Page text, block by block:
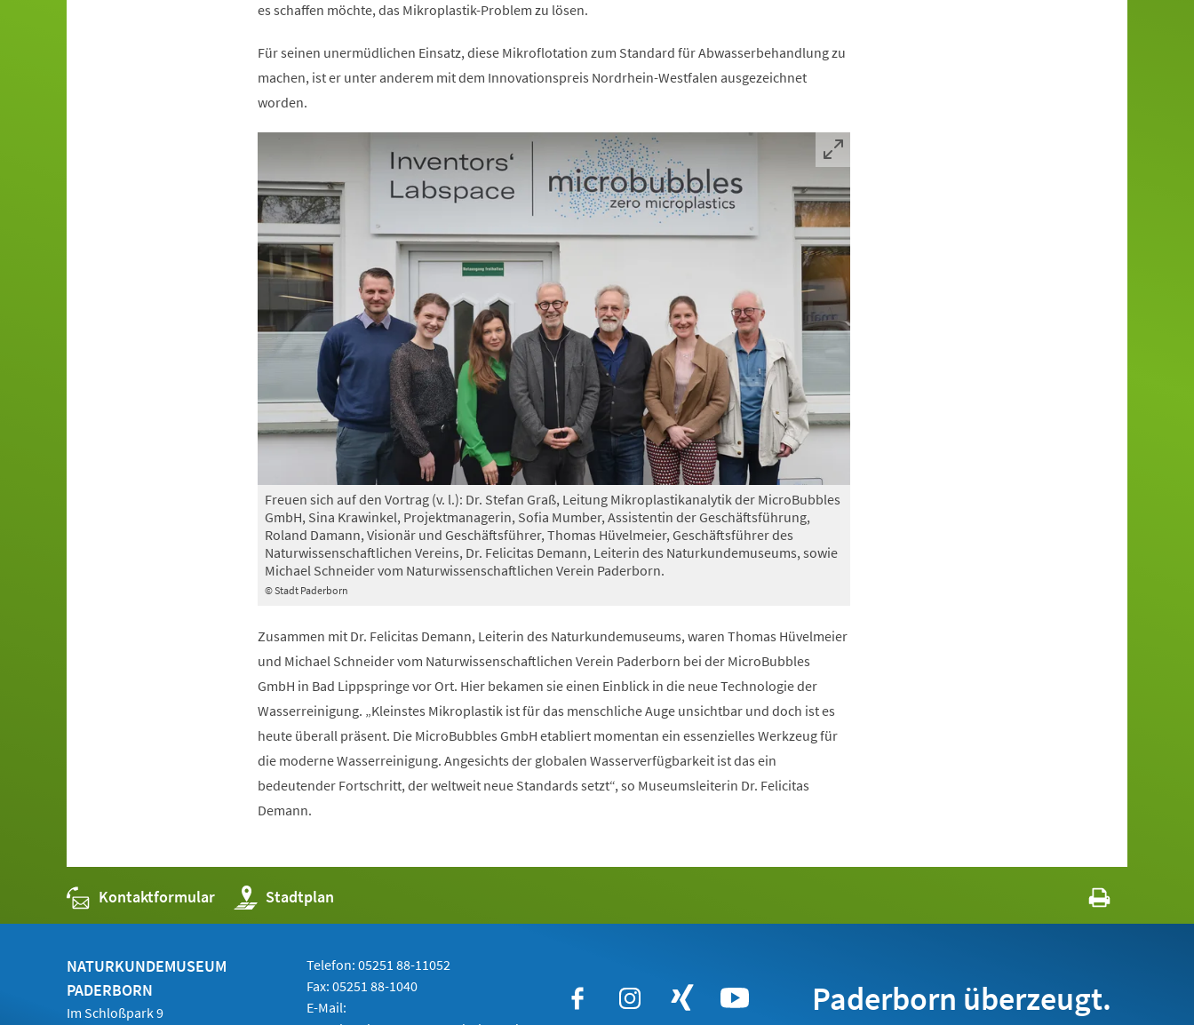
es schaffen möchte, das Mikroplastik-Problem zu lösen.
Für seinen unermüdlichen Einsatz, diese Mikroflotation zum Standard für Abwasserbehandlung zu
machen, ist er unter anderem mit dem Innovationspreis Nordrhein-Westfalen ausgezeichnet
worden.
© Stadt Paderborn
Freuen sich auf den Vortrag (v. l.): Dr. Stefan Graß, Leitung Mikroplastikanalytik der MicroBubbles
GmbH, Sina Krawinkel, Projektmanagerin, Sofia Mumber, Assistentin der Geschäftsführung,
Roland Damann, Visionär und Geschäftsführer, Thomas Hüvelmeier, Geschäftsführer des
Naturwissenschaftlichen Vereins, Dr. Felicitas Demann, Leiterin des Naturkundemuseums, sowie
Michael Schneider vom Naturwissenschaftlichen Verein Paderborn.
Zusammen mit Dr. Felicitas Demann, Leiterin des Naturkundemuseums, waren Thomas Hüvelmeier
und Michael Schneider vom Naturwissenschaftlichen Verein Paderborn bei der MicroBubbles
GmbH in Bad Lippspringe vor Ort. Hier bekamen sie einen Einblick in die neue Technologie der
Wasserreinigung. „Kleinstes Mikroplastik ist für das menschliche Auge unsichtbar und doch ist es
heute überall präsent. Die MicroBubbles GmbH etabliert momentan ein essenzielles Werkzeug für
die moderne Wasserreinigung. Angesichts der globalen Wasserverfügbarkeit ist das ein
bedeutender Fortschritt, der weltweit neue Standards setzt“, so Museumsleiterin Dr. Felicitas
Demann.
Kontaktformular Stadtplan
(Öffnet
in
einem
NATURKUNDEMUSEUM
PADERBORN
Im Schloßpark 9
Telefon: 05251 88-11052
Fax: 05251 88-1040
E-Mail:
Paderborn überzeugt.